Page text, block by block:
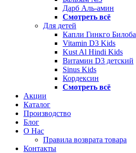
Дарб Аль-амин
Смотреть всё
Для детей
Капли Гинкго Билоба
Vitamin D3 Kids
Kust Al Hindi Kids
Витамин D3 детский
Sinus Kids
Кордексин
Смотреть всё
Акции
Каталог
Производство
Блог
О Нас
Правила возврата товара
Контакты